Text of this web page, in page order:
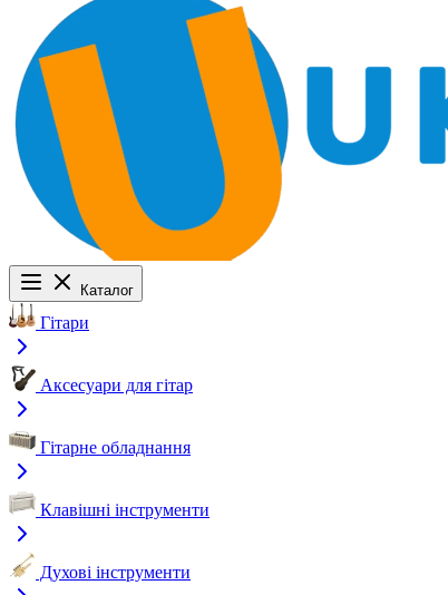
Каталог
Гітари
Аксесуари для гітар
Гітарне обладнання
Клавішні інструменти
Духові інструменти